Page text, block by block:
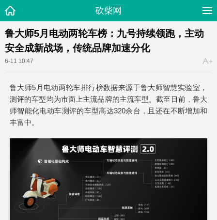
砍柴网
鲁大师5月电动两轮车榜：九号持续领跑，主动
安全成新战场，传统品牌加速分化
6-11 10:47
鲁大师5月电动两轮车排行榜数据来源于鲁大师智慧实验室，
测评的车型均为市面上主流品牌的主流车型。截至目前，鲁大
师智能化电动车测评的车型高达320余台，且还在不断增加和
丰富中。